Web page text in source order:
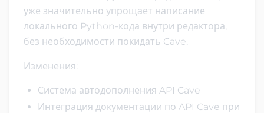
уже значительно упрощает написание
локального Python-кода внутри редактора,
без необходимости покидать Cave.
Изменения:
Система автодополнения API Cave
Интеграция документации по API Cave при